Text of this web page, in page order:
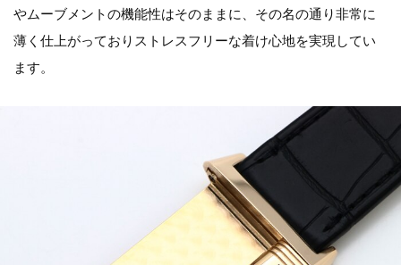
やムーブメントの機能性はそのままに、その名の通り非常に
薄く仕上がっておりストレスフリーな着け心地を実現してい
ます。